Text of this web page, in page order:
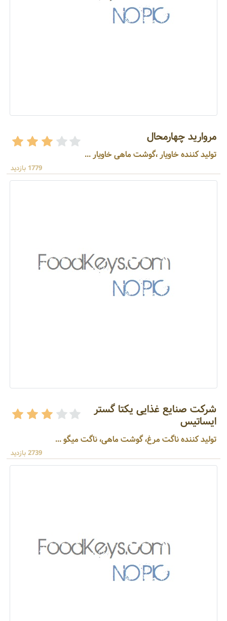
مروارید چهارمحال
تولید کننده خاویار ،گوشت ماهی خاویار ...
1779 بازدید
شرکت صنایع غذایی یکتا گستر
ایساتیس
تولید کننده ناگت مرغ، گوشت ماهی، ناگت میگو ...
2739 بازدید